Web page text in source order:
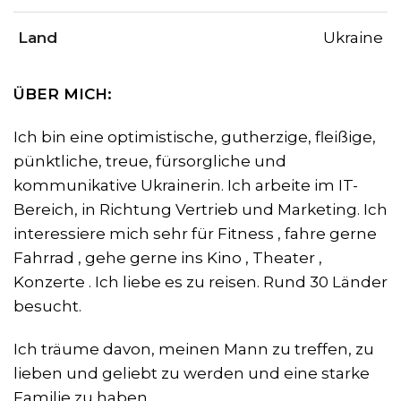
Land Ukraine
ÜBER MICH:
Ich bin eine optimistische, gutherzige, fleißige,
pünktliche, treue, fürsorgliche und
kommunikative Ukrainerin. Ich arbeite im IT-
Bereich, in Richtung Vertrieb und Marketing. Ich
interessiere mich sehr für Fitness , fahre gerne
Fahrrad , gehe gerne ins Kino , Theater ,
Konzerte . Ich liebe es zu reisen. Rund 30 Länder
besucht.
Ich träume davon, meinen Mann zu treffen, zu
lieben und geliebt zu werden und eine starke
Familie zu haben.